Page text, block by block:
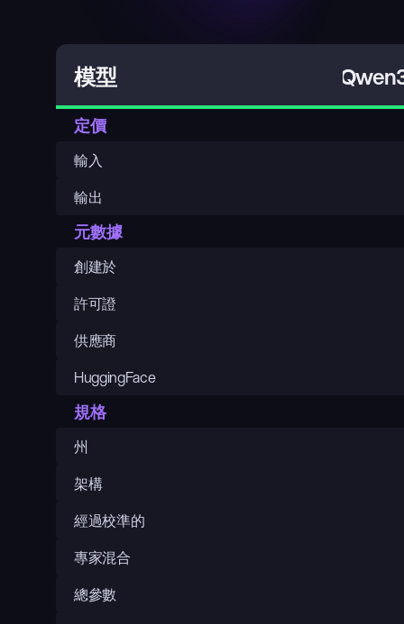
模型
定價
輸入
輸出
元數據
創建於
許可證
供應商
HuggingFace
規格
州
架構
經過校準的
專家混合
總參數